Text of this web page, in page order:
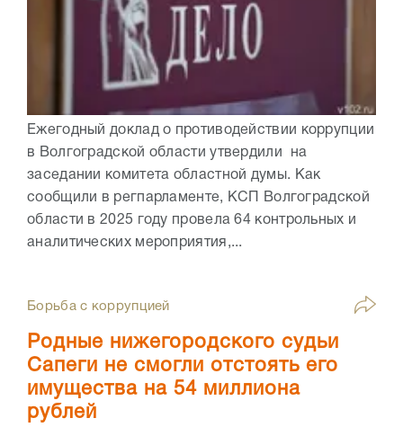
Ежегодный доклад о противодействии коррупции
в Волгоградской области утвердили на
заседании комитета областной думы. Как
сообщили в регпарламенте, КСП Волгоградской
области в 2025 году провела 64 контрольных и
аналитических мероприятия,...
Борьба с коррупцией
Родные нижегородского судьи
Сапеги не смогли отстоять его
имущества на 54 миллиона
рублей